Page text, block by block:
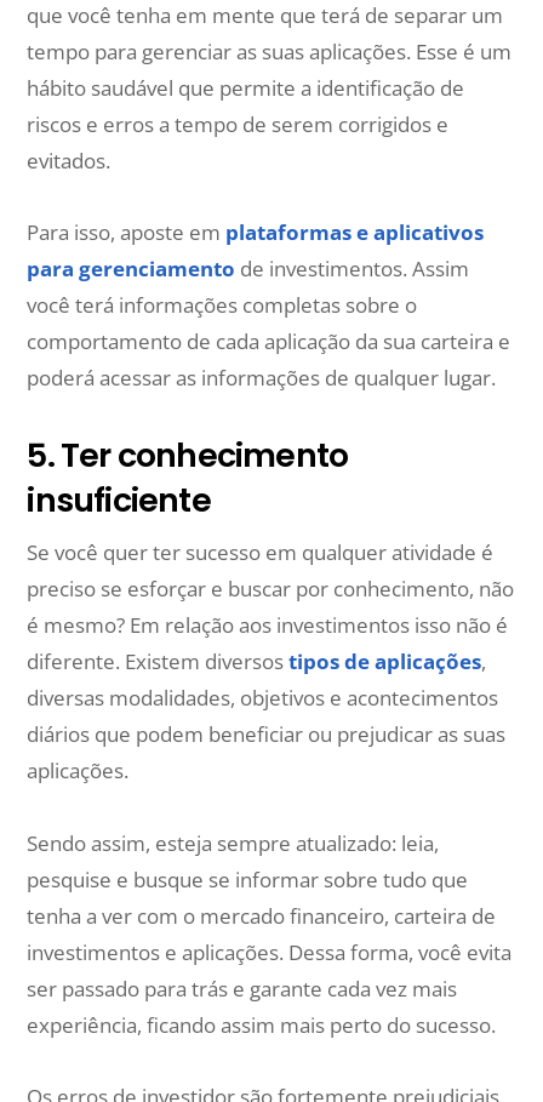
que você tenha em mente que terá de separar um
tempo para gerenciar as suas aplicações. Esse é um
hábito saudável que permite a identificação de
riscos e erros a tempo de serem corrigidos e
evitados.
Para isso, aposte em plataformas e aplicativos
para gerenciamento de investimentos. Assim
você terá informações completas sobre o
comportamento de cada aplicação da sua carteira e
poderá acessar as informações de qualquer lugar.
5. Ter conhecimento
insuficiente
Se você quer ter sucesso em qualquer atividade é
preciso se esforçar e buscar por conhecimento, não
é mesmo? Em relação aos investimentos isso não é
diferente. Existem diversostipos de aplicações,
diversas modalidades, objetivos e acontecimentos
diários que podem beneficiar ou prejudicar as suas
aplicações.
Sendo assim, esteja sempre atualizado: leia,
pesquise e busque se informar sobre tudo que
tenha a ver com o mercado financeiro, carteira de
investimentos e aplicações. Dessa forma, você evita
ser passado para trás e garante cada vez mais
experiência, ficando assim mais perto do sucesso.